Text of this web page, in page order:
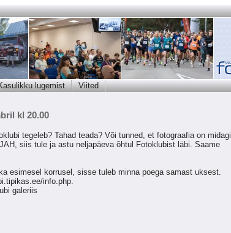
lugemist Viited
kl 20.00
tegeleb? Tahad teada? Või tunned, et fotograafia on midagi
siis tule ja astu neljapäeva õhtul Fotoklubist läbi. Saame
esimesel korrusel, sisse tuleb minna poega samast uksest.
info.php.
galeriis